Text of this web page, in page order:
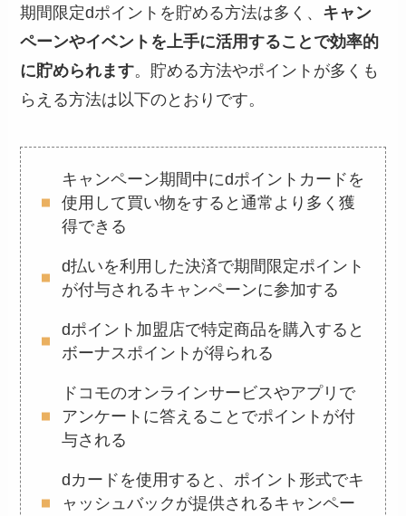
期間限定dポイントを貯める方法は多く、 キャン
ペーンやイベントを上手に活用することで効率的
に貯められます。貯める方法やポイントが多くも
らえる方法は以下のとおりです。
キャンペーン期間中にdポイントカードを
使用して買い物をすると通常より多く獲
得できる
d払いを利用した決済で期間限定ポイント
が付与されるキャンペーンに参加する
dポイント加盟店で特定商品を購入すると
ボーナスポイントが得られる
ドコモのオンラインサービスやアプリで
アンケートに答えることでポイントが付
与される
dカードを使用すると、ポイント形式でキ
ャッシュバックが提供されるキャンペー